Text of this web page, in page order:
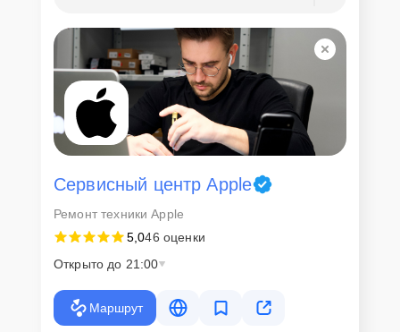
Сервисный центр Apple
Ремонт техники Apple
5,046 оценки
Открыто до 21:00
Маршрут